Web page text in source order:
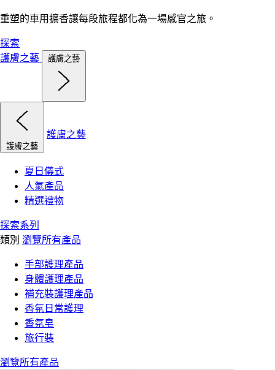
重塑的車用擴香讓每段旅程都化為一場感官之旅。
探索
護膚之藝
護膚之藝
護膚之藝
護膚之藝
夏日儀式
人氣產品
精選禮物
探索系列
類別 瀏覽所有產品
手部護理產品
身體護理產品
補充裝護理產品
香氛日常護理
香氛皂
旅行裝
瀏覽所有產品